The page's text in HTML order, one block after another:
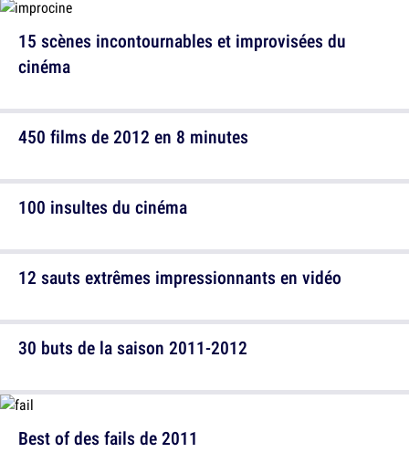
15 scènes incontournables et improvisées du
cinéma
12 sauts extrêmes impressionnants en vidéo
Best of des fails de 2011
450 films de 2012 en 8 minutes
100 insultes du cinéma
30 buts de la saison 2011-2012